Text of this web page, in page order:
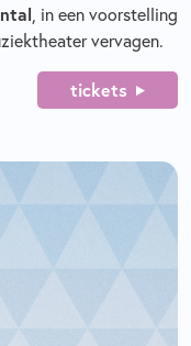
, in een voorstelling
vervagen.
tickets